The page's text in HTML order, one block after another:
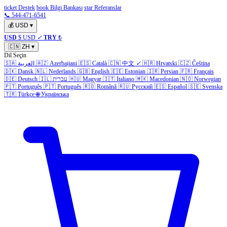
ticket Destek book Bilgi Bankası star Referanslar
📞 544-471-6541
💰 USD ▾
USD $ USD ✓ TRY ₺
🇨🇳 ZH ▾
Dil Seçin
🇸🇦 العربية 🇦🇿 Azerbaijani 🇪🇸 Català 🇨🇳 中文 ✓ 🇭🇷 Hrvatski 🇨🇿 Čeština
🇩🇰 Dansk 🇳🇱 Nederlands 🇬🇧 English 🇪🇪 Estonian 🇮🇷 Persian 🇫🇷 Français
🇩🇪 Deutsch 🇮🇱 עברית 🇭🇺 Magyar 🇮🇹 Italiano 🇲🇰 Macedonian 🇳🇴 Norwegian
🇵🇹 Português 🇵🇹 Português 🇷🇴 Română 🇷🇺 Русский 🇪🇸 Español 🇸🇪 Svenska
🇹🇷 Türkçe 🌐 Українська